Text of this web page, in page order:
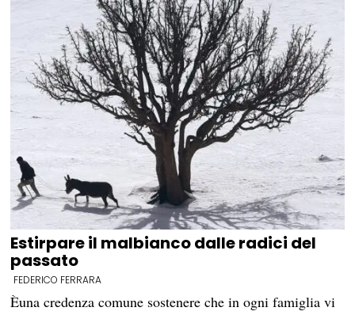
Estirpare il malbianco dalle radici del
passato
FEDERICO FERRARA
Èuna credenza comune sostenere che in ogni famiglia vi